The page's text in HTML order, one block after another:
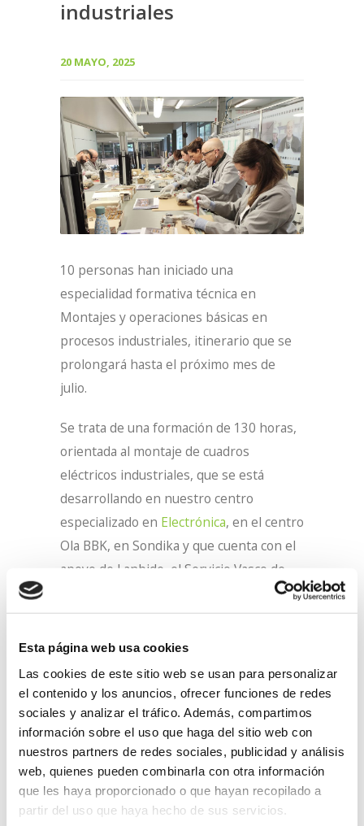
Esta página web usa cookies
Las cookies de este sitio web se usan para personalizar
el contenido y los anuncios, ofrecer funciones de redes
sociales y analizar el tráfico. Además, compartimos
información sobre el uso que haga del sitio web con
nuestros partners de redes sociales, publicidad y análisis
web, quienes pueden combinarla con otra información
que les haya proporcionado o que hayan recopilado a
partir del uso que haya hecho de sus servicios.
industriales
20 MAYO, 2025
10 personas han iniciado una
especialidad formativa técnica en
Montajes y operaciones básicas en
procesos industriales, itinerario que se
prolongará hasta el próximo mes de
julio.
Se trata de una formación de 130 horas,
orientada al montaje de cuadros
eléctricos industriales, que se está
desarrollando en nuestro centro
especializado en Electrónica, en el centro
Ola BBK, en Sondika y que cuenta con el
apoyo de Lanbide, el Servicio Vasco de
formaciones técnicas con determinadas
materias, de carácter transversal. En
este caso, estas 10 personas (usuarias
del Servicio Ocupacional de Lantegi
Batuak y personas en situación de
desempleo) recibirán 55 horas de
formación en Habilidades sociolaborales
para la empleabilidad.